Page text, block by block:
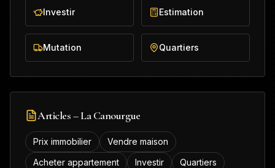
Investir Estimation
Mutation Quartiers
Articles –La Canourgue
Prix immobilier
Vendre maison
Acheter appartement
Investir
Quartiers